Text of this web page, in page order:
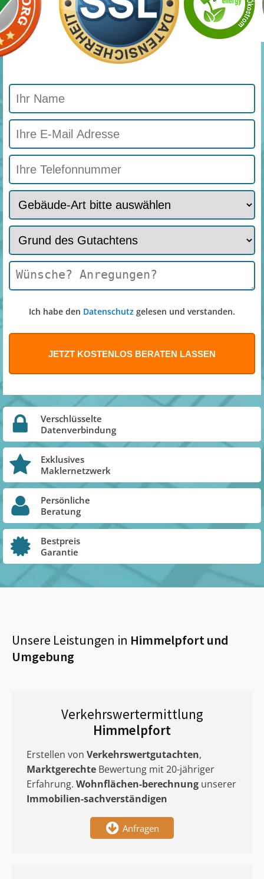
Ich habe den Datenschutz gelesen und verstanden.
Verschlüsselte
Datenverbindung
Exklusives
Maklernetzwerk
Persönliche
Beratung
Bestpreis
Garantie
Unsere Leistungen in Himmelpfortund
Umgebung
Verkehrswertermittlung
Himmelpfort
Erstellen von Verkehrswertgutachten,
Marktgerechte Bewertung mit 20-jähriger
Erfahrung. Wohnflächen-berechnung unserer
Immobilien-sachverständigen
Anfragen